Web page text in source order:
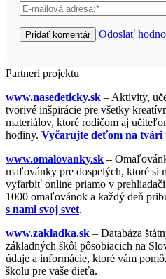
Odoslať
Partneri projektu
www.nasedeticky.sk – Aktivity,
tvorivé inšpirácie pre všetky
materiálov, ktoré rodičom aj
hodiny. Vyčarujte deťom na tvári
www.omalovanky.sk –
maľovánky pre dospelých, ktoré si
vyfarbiť online priamo v
1000 omaľovánok a každý deň
s nami svoj svet.
www.zakladka.sk – Databáza
základných škôl pôsobiacich na
údaje a informácie, ktoré vám
školu pre vaše dieťa.